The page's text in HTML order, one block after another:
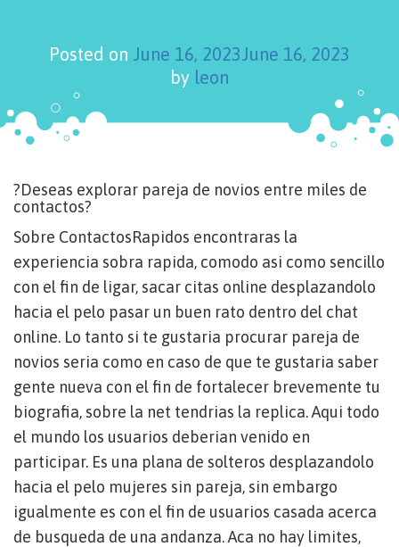
Posted on June 16, 2023June 16, 2023
by leon
?Deseas explorar pareja de novios entre miles de
contactos?
Sobre ContactosRapidos encontraras la
experiencia sobra rapida, comodo asi­ como sencillo
con el fin de ligar, sacar citas online desplazandolo
hacia el pelo pasar un buen rato dentro del chat
online. Lo tanto si te gustaria procurar pareja de
novios seria como en caso de que te gustaria saber
gente nueva con el fin de fortalecer brevemente tu
biografia, sobre la net tendri­as la replica. Aqui todo
el mundo los usuarios deberian venido en
participar. Es una plana de solteros desplazandolo
hacia el pelo mujeres sin pareja, sin embargo
igualmente es con el fin de usuarios casada acerca
de busqueda de una andanza. Aca no hay limites,